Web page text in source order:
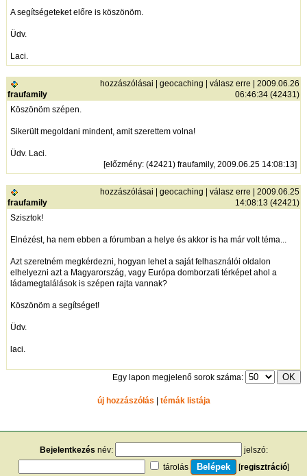
A segítségeteket előre is köszönöm.
Üdv.
Laci.
fraufamily
hozzászólásai |geocaching |válasz erre | 2009.06.26
06:46:34 (42431)
Köszönöm szépen.
Sikerült megoldani mindent, amit szerettem volna!
Üdv. Laci.
[előzmény: (42421) fraufamily, 2009.06.25 14:08:13]
fraufamily
hozzászólásai |geocaching |válasz erre | 2009.06.25
14:08:13 (42421)
Szisztok!
Elnézést, ha nem ebben a fórumban a helye és akkor is ha már volt téma...
Azt szeretném megkérdezni, hogyan lehet a saját felhasználói oldalon
elhelyezni azt a Magyarország, vagy Európa domborzati térképet ahol a
ládamegtalálások is szépen rajta vannak?
Köszönöm a segítséget!
Üdv.
laci.
Egy lapon megjelenő sorok száma:
új hozzászólás | témák listája
Bejelentkezés név:
jelszó:
tárolás
[regisztráció]